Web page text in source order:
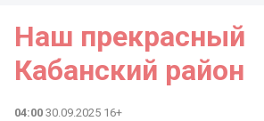
Наш прекрасный
Кабанский район
04:00 30.09.2025 16+